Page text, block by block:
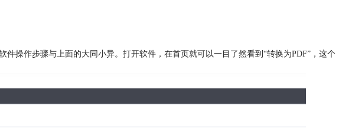
作步骤与上面的大同小异。打开软件，在首页就可以一目了然看到“转换为PDF”，这个